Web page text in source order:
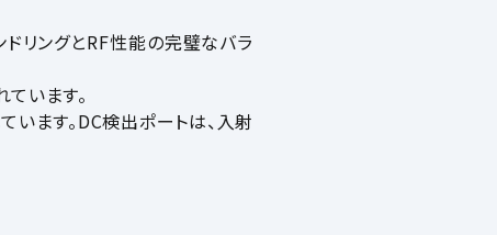
リングとRF性能の完璧なバラ
います。
ます。DC検出ポートは、入射